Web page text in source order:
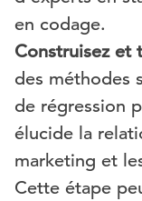
en codage.
Construisez et
des méthodes
de régression
élucide la
marketing et
Cette étape